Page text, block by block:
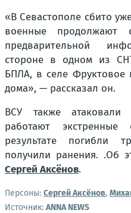
«В Севастополе сбито
военные продолжают
предварительной
стороне в одном из
БПЛА, в селе Фруктовое
дома», — рассказал он.
ВСУ также
работают
результате погибли
получили ранения. .Об
Сергей Аксёнов.
Персоны: Сергей Аксёнов,
Источник: ANNA NEWS